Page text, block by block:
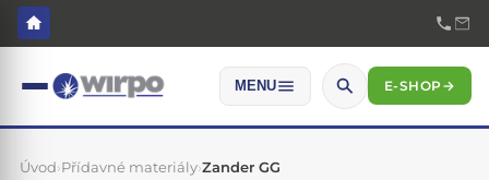
MENU E-SHOP→
Úvod›Přídavné materiály›Zander GG